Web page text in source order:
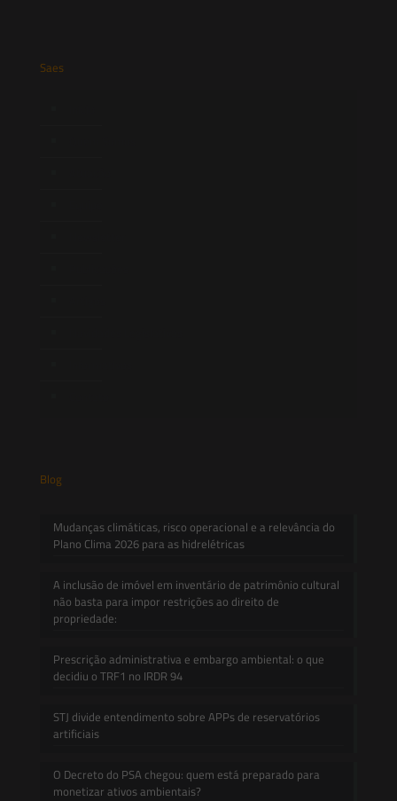
Saes
Blog
Mudanças climáticas, risco operacional e a relevância do
Plano Clima 2026 para as hidrelétricas
A inclusão de imóvel em inventário de patrimônio cultural
não basta para impor restrições ao direito de
propriedade:
Prescrição administrativa e embargo ambiental: o que
decidiu o TRF1 no IRDR 94
STJ divide entendimento sobre APPs de reservatórios
artificiais
O Decreto do PSA chegou: quem está preparado para
monetizar ativos ambientais?